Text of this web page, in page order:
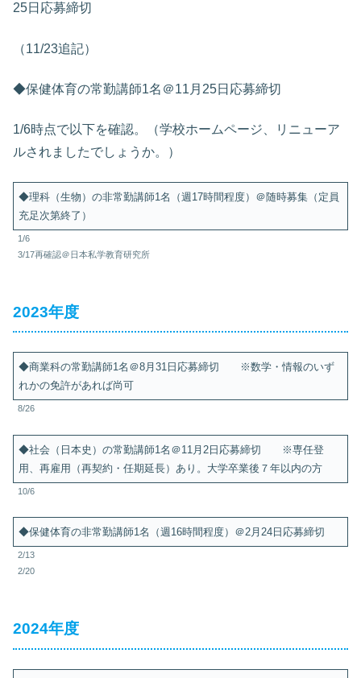
25日応募締切
（11/23追記）
◆保健体育の常勤講師1名＠11月25日応募締切
1/6時点で以下を確認。（学校ホームページ、リニューア
ルされましたでしょうか。）
◆理科（生物）の非常勤講師1名（週17時間程度）＠随時募集（定員
充足次第終了）
1/6
3/17再確認＠日本私学教育研究所
2023年度
◆商業科の常勤講師1名＠8月31日応募締切 ※数学・情報のいず
れかの免許があれば尚可
8/26
◆社会（日本史）の常勤講師1名＠11月2日応募締切 ※専任登
用、再雇用（再契約・任期延長）あり。大学卒業後７年以内の方
10/6
◆保健体育の非常勤講師1名（週16時間程度）＠2月24日応募締切
2/13
2/20
2024年度